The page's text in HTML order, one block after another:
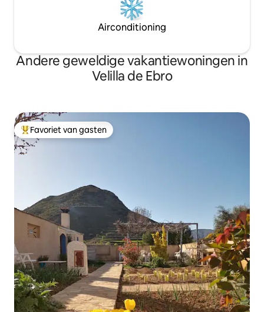
Airconditioning
Andere geweldige vakantiewoningen in
Velilla de Ebro
Topfavoriet van gasten
Favoriet van gasten